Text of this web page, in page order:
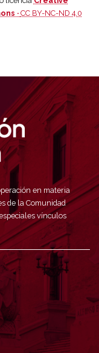
· CC BY-NC-ND 4.0
en materia
de la Comunidad
vínculos